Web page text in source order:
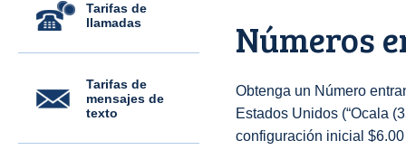
Tarifas de
llamadas
Tarifas de
mensajes de
texto
Números
Obtenga un Número
Estados Unidos (“Ocala
configuración inicial